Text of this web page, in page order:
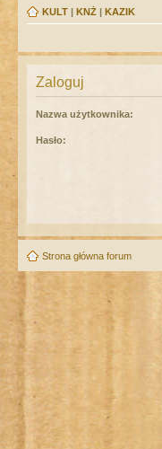
KULT | KNŻ | KAZIK
Zaloguj
Nazwa użytkownika:
Hasło:
Strona główna forum